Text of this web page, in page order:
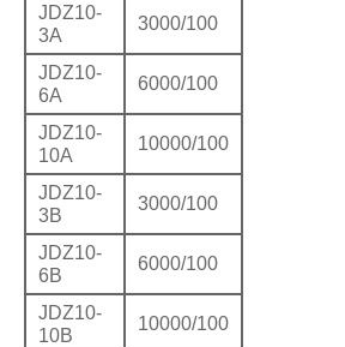
JDZ10-
3A
3000/100
JDZ10-
6A
6000/100
JDZ10-
10A
10000/100
JDZ10-
3B
3000/100
JDZ10-
6B
6000/100
JDZ10-
10B
10000/100